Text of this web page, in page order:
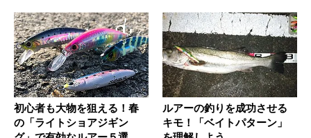
初心者も大物を狙える！春
の「ライトショアジギン
ルアーの釣りを成功させる
キモ！「ベイトパターン」